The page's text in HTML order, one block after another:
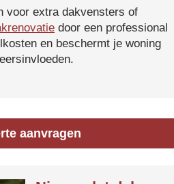
voor extra dakvensters of
door een professional
en beschermt je woning
aanvragen